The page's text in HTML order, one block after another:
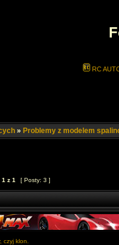
RC
» Problemy z modelem
1 z 1 [ Posty: 3 ]
czyj klon.